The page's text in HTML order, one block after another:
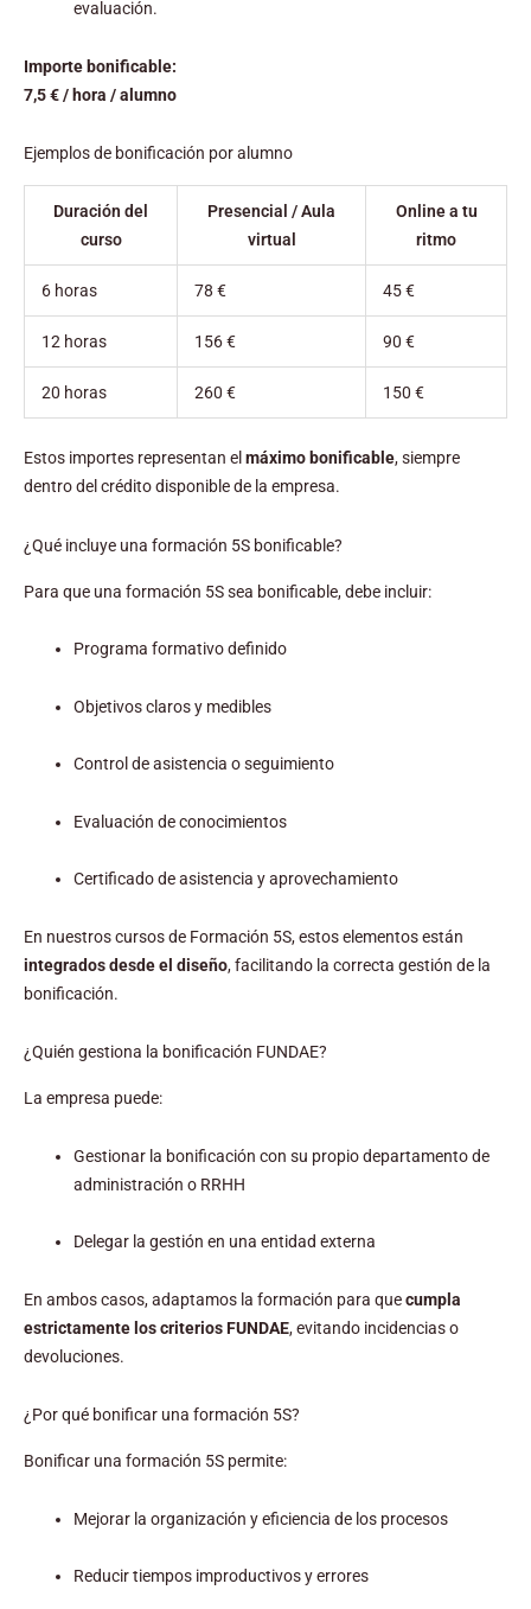
evaluación.
Importe bonificable:
7,5 € / hora / alumno
Ejemplos de bonificación por alumno
Duración del
curso
Presencial / Aula
virtual
Online a tu
ritmo
6 horas 78 € 45 €
12 horas 156 € 90 €
20 horas 260 € 150 €
Estos importes representan el máximo bonificable, siempre
dentro del crédito disponible de la empresa.
¿Qué incluye una formación 5S bonificable?
Para que una formación 5S sea bonificable, debe incluir:
Programa formativo definido
Objetivos claros y medibles
Control de asistencia o seguimiento
Evaluación de conocimientos
Certificado de asistencia y aprovechamiento
En nuestros cursos de Formación 5S, estos elementos están
integrados desde el diseño, facilitando la correcta gestión de la
bonificación.
¿Quién gestiona la bonificación FUNDAE?
La empresa puede:
Gestionar la bonificación con su propio departamento de
administración o RRHH
Delegar la gestión en una entidad externa
En ambos casos, adaptamos la formación para quecumpla
estrictamente los criterios FUNDAE, evitando incidencias o
devoluciones.
¿Por qué bonificar una formación 5S?
Bonificar una formación 5S permite:
Mejorar la organización y eficiencia de los procesos
Reducir tiempos improductivos y errores